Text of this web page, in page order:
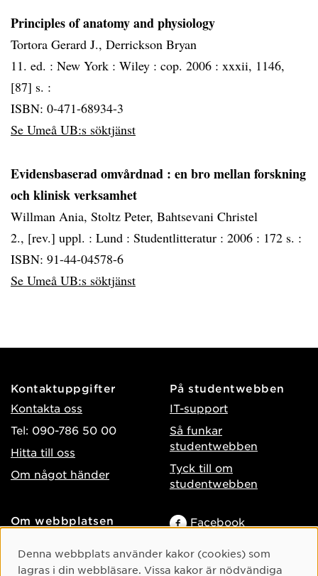
Principles of anatomy and physiology
Tortora Gerard J., Derrickson Bryan
11. ed. : New York : Wiley : cop. 2006 : xxxii, 1146,
[87] s. :
ISBN: 0-471-68934-3
Se Umeå UB:s söktjänst
Evidensbaserad omvårdnad : en bro mellan forskning
och klinisk verksamhet
Willman Ania, Stoltz Peter, Bahtsevani Christel
2., [rev.] uppl. : Lund : Studentlitteratur : 2006 : 172 s. :
ISBN: 91-44-04578-6
Se Umeå UB:s söktjänst
Kontaktuppgifter
Kontakta oss
Tel: 090-786 50 00
Hitta till oss
Om något händer
På studentwebben
IT-support
Så funkar
studentwebben
Tyck till om
studentwebben
Om webbplatsen
Behandling av
Facebook
TikTok
Cookie-samtycke
Denna webbplats använder kakor (cookies) som
lagras i din webbläsare. Vissa kakor är nödvändiga